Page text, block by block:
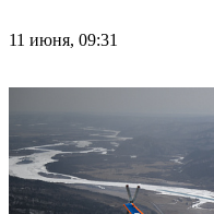
11 июня, 09:31